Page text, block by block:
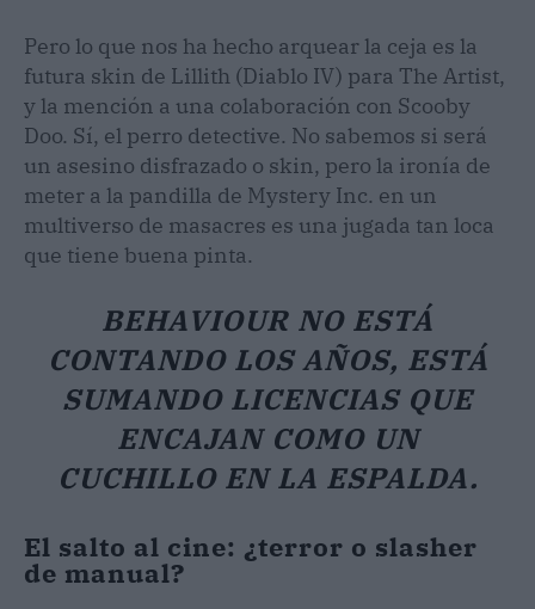
Pero lo que nos ha hecho arquear la ceja es la
futura skin de Lillith (Diablo IV) para The Artist,
y la mención a una colaboración con Scooby
Doo. Sí, el perro detective. No sabemos si será
un asesino disfrazado o skin, pero la ironía de
meter a la pandilla de Mystery Inc. en un
multiverso de masacres es una jugada tan loca
que tiene buena pinta.
BEHAVIOUR NO ESTÁ
CONTANDO LOS AÑOS, ESTÁ
SUMANDO LICENCIAS QUE
ENCAJAN COMO UN
CUCHILLO EN LA ESPALDA.
El salto al cine: ¿terror o slasher
de manual?